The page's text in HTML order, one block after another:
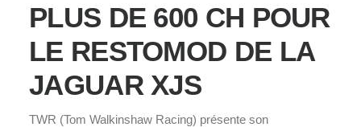
PLUS DE 600 CH POUR
LE RESTOMOD DE LA
JAGUAR XJS
TWR (Tom Walkinshaw Racing) présente son